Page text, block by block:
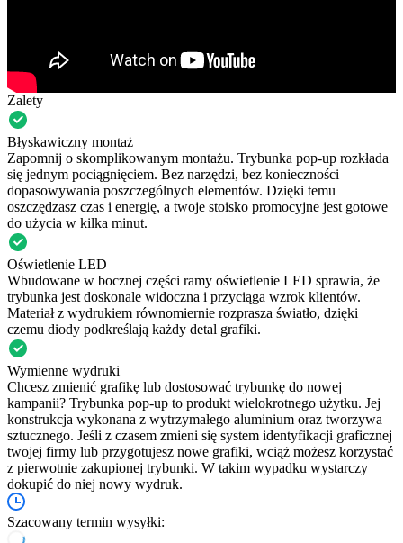
Zalety
Błyskawiczny montaż
Zapomnij o skomplikowanym montażu. Trybunka pop-up rozkłada
się jednym pociągnięciem. Bez narzędzi, bez konieczności
dopasowywania poszczególnych elementów. Dzięki temu
oszczędzasz czas i energię, a twoje stoisko promocyjne jest gotowe
do użycia w kilka minut.
Oświetlenie LED
Wbudowane w bocznej części ramy oświetlenie LED sprawia, że
trybunka jest doskonale widoczna i przyciąga wzrok klientów.
Materiał z wydrukiem równomiernie rozprasza światło, dzięki
czemu diody podkreślają każdy detal grafiki.
Wymienne wydruki
Chcesz zmienić grafikę lub dostosować trybunkę do nowej
kampanii? Trybunka pop-up to produkt wielokrotnego użytku. Jej
konstrukcja wykonana z wytrzymałego aluminium oraz tworzywa
sztucznego. Jeśli z czasem zmieni się system identyfikacji graficznej
twojej firmy lub przygotujesz nowe grafiki, wciąż możesz korzystać
z pierwotnie zakupionej trybunki. W takim wypadku wystarczy
dokupić do niej nowy wydruk.
Szacowany termin wysyłki: